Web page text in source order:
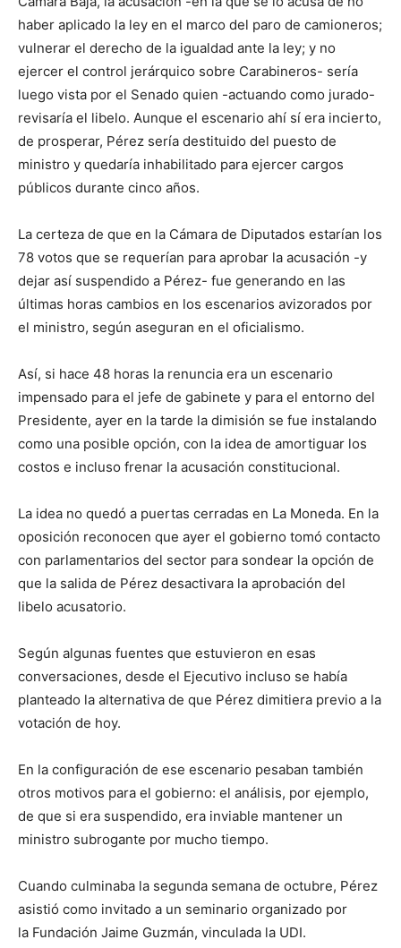
haber aplicado la ley en el marco del paro de camioneros;
vulnerar el derecho de la igualdad ante la ley; y no
ejercer el control jerárquico sobre Carabineros- sería
luego vista por el Senado quien -actuando como jurado-
revisaría el libelo. Aunque el escenario ahí sí era incierto,
de prosperar, Pérez sería destituido del puesto de
ministro y quedaría inhabilitado para ejercer cargos
públicos durante cinco años.
La certeza de que en la Cámara de Diputados estarían los
78 votos que se requerían para aprobar la acusación -y
dejar así suspendido a Pérez- fue generando en las
últimas horas cambios en los escenarios avizorados por
el ministro, según aseguran en el oficialismo.
Así, si hace 48 horas la renuncia era un escenario
impensado para el jefe de gabinete y para el entorno del
Presidente, ayer en la tarde la dimisión se fue instalando
como una posible opción, con la idea de amortiguar los
costos e incluso frenar la acusación constitucional.
La idea no quedó a puertas cerradas en La Moneda. En la
oposición reconocen que ayer el gobierno tomó contacto
con parlamentarios del sector para sondear la opción de
que la salida de Pérez desactivara la aprobación del
libelo acusatorio.
Según algunas fuentes que estuvieron en esas
conversaciones, desde el Ejecutivo incluso se había
planteado la alternativa de que Pérez dimitiera previo a la
votación de hoy.
En la configuración de ese escenario pesaban también
otros motivos para el gobierno: el análisis, por ejemplo,
de que si era suspendido, era inviable mantener un
ministro subrogante por mucho tiempo.
Cuando culminaba la segunda semana de octubre, Pérez
asistió como invitado a un seminario organizado por
la Fundación Jaime Guzmán, vinculada la UDI.